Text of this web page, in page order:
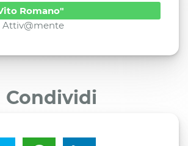
Romano"
Attiv@mente
Condividi